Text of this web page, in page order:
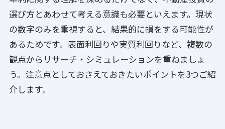
選び方とあわせて考える意識も必要といえます。現状
の数字のみを重視すると、結果的に損をする可能性が
あるためです。表面利回りや実質利回りなど、複数の
観点からリサーチ・シミュレーションを重ねましょ
う。注意点としておさえておきたいポイントを3つご紹
介します。